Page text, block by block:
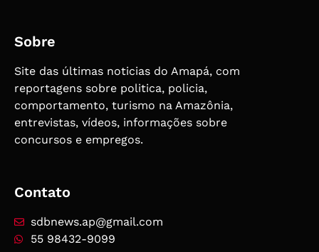
Sobre
Site das últimas noticias do Amapá, com
reportagens sobre politica, policia,
comportamento, turismo na Amazônia,
entrevistas, vídeos, informações sobre
concursos e empregos.
Contato
sdbnews.ap@gmail.com
55 98432-9099